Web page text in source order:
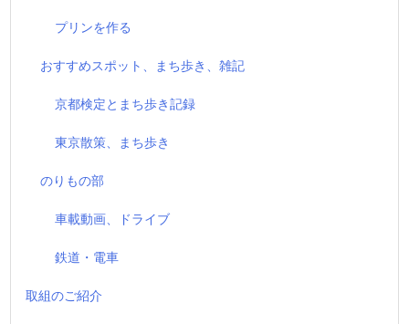
プリンを作る
おすすめスポット、まち歩き、雑記
京都検定とまち歩き記録
東京散策、まち歩き
のりもの部
車載動画、ドライブ
鉄道・電車
取組のご紹介